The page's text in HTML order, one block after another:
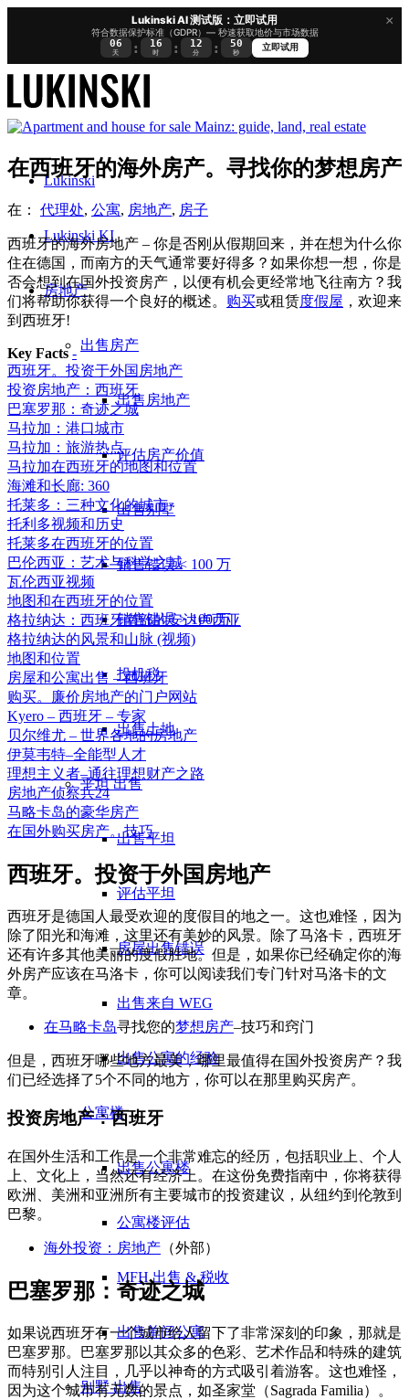
×
Lukinski AI 测试版：立即试用
符合数据保护标准（GDPR）— 秒速获取地价与市场数据
06
天 : 16
时 : 12
分 : 49
秒
立即试用
Lukinski
Lukinski KI
房地产
出售房产
出售房地产
评估房产价值
出售别墅
销售错误 < 100 万
销售错误 > 100 万
投机税
出售土地
平坦出售
出售平坦
评估平坦
房屋出售错误
出售来自 WEG
出售公寓的经验
公寓楼
出售公寓楼
公寓楼评估
MFH 出售 & 税收
出售单间公寓
别墅出售
在西班牙的海外房产。寻找你的梦想房产
在： 代理处, 公寓, 房地产, 房子
西班牙的海外房地产 – 你是否刚从假期回来，并在想为什么你
住在德国，而南方的天气通常要好得多？如果你想一想，你是
否会想到在国外投资房产，以便有机会更经常地飞往南方？我
们将帮助你获得一个良好的概述。 购买或租赁度假屋 ，欢迎来
到西班牙!
Key Facts -
西班牙。投资于外国房地产
投资房地产：西班牙
巴塞罗那：奇迹之城
马拉加：港口城市
马拉加：旅游热点
马拉加在西班牙的地图和位置
海滩和长廊: 360
托莱多：三种文化的城市
托利多视频和历史
托莱多在西班牙的位置
巴伦西亚：艺术与科学之城
瓦伦西亚视频
地图和在西班牙的位置
格拉纳达：西班牙南部的安达卢西亚
格拉纳达的风景和山脉 (视频)
地图和位置
房屋和公寓出售 – 西班牙
购买。廉价房地产的门户网站
Kyero – 西班牙 – 专家
贝尔维尤 – 世界各地的房地产
伊莫韦特–全能型人才
理想主义者–通往理想财产之路
房地产侦察兵24
马略卡岛的豪华房产
在国外购买房产。技巧
西班牙。投资于外国房地产
西班牙是德国人最受欢迎的度假目的地之一。这也难怪，因为
除了阳光和海滩，这里还有美妙的风景。除了马洛卡，西班牙
还有许多其他美丽的度假胜地。但是，如果你已经确定你的海
外房产应该在马洛卡，你可以阅读我们专门针对马洛卡的文
章。
在马略卡岛寻找您的梦想房产–技巧和窍门
但是，西班牙哪些地方最美，哪里最值得在国外投资房产？我
们已经选择了5个不同的地方，你可以在那里购买房产。
投资房地产：西班牙
在国外生活和工作是一个非常难忘的经历，包括职业上、个人
上、文化上，当然还有经济上。在这份免费指南中，你将获得
欧洲、美洲和亚洲所有主要城市的投资建议，从纽约到伦敦到
巴黎。
海外投资：房地产 （外部）
巴塞罗那：奇迹之城
如果说西班牙有一个城市给人留下了非常深刻的印象，那就是
巴塞罗那。巴塞罗那以其众多的色彩、艺术作品和特殊的建筑
而特别引人注目，几乎以神奇的方式吸引着游客。这也难怪，
因为这个城市有无数的景点，如圣家堂（Sagrada Familia）。